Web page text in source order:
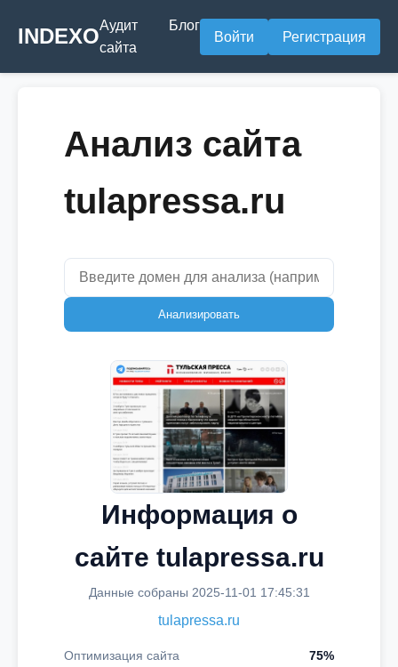
INDEXOАудит
сайта
Блог
Войти Регистрация
Анализ сайта
tulapressa.ru
Анализировать
Информация о
сайте tulapressa.ru
Данные собраны 2025-11-01 17:45:31
tulapressa.ru
Оптимизация сайта 75%